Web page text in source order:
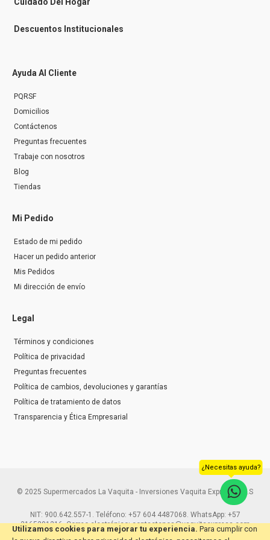
Utilizamos cookies para mejorar tu experiencia. Para cumplir con
Cuidado Del Hogar
Descuentos Institucionales
Ayuda Al Cliente
PQRSF
Domicilios
Contáctenos
Preguntas frecuentes
Trabaje con nosotros
Blog
Tiendas
Mi Pedido
Estado de mi pedido
Hacer un pedido anterior
Mis Pedidos
Mi dirección de envío
Legal
Términos y condiciones
Política de privacidad
Preguntas frecuentes
Política de cambios, devoluciones y garantías
Política de tratamiento de datos
Transparencia y Ética Empresarial
© 2025 Supermercados La Vaquita - Inversiones Vaquita Express S.A.S
NIT: 900.642.557-1. Teléfono: +57 604 4487068. WhatsApp: +57
3165291216. Correo electrónico: contactenos@vaquitaexpress.com
¿Necesitas ayuda?